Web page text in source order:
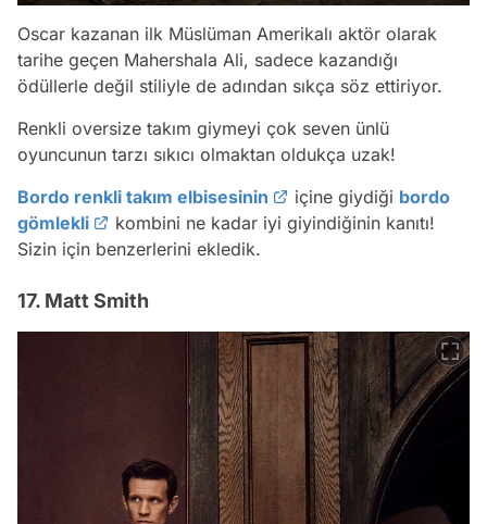
Oscar kazanan ilk Müslüman Amerikalı aktör olarak
tarihe geçen Mahershala Ali, sadece kazandığı
ödüllerle değil stiliyle de adından sıkça söz ettiriyor.
Renkli oversize takım giymeyi çok seven ünlü
oyuncunun tarzı sıkıcı olmaktan oldukça uzak!
Bordo renkli takım elbisesinin
içine giydiği bordo
gömlekli
kombini ne kadar iyi giyindiğinin kanıtı!
Sizin için benzerlerini ekledik.
17. Matt Smith